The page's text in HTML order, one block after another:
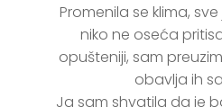
Promenila se klima,
niko ne oseća
opušteniji, sam
obavlja ih
Ja sam shvatila da je